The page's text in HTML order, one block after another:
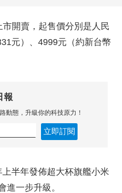
開賣，起售價分別是人民
元）、4999元（約新台幣
報
動態，升級你的科技原力！
立即訂閱
半年發佈超大杯旗艦小米
進一步升級。